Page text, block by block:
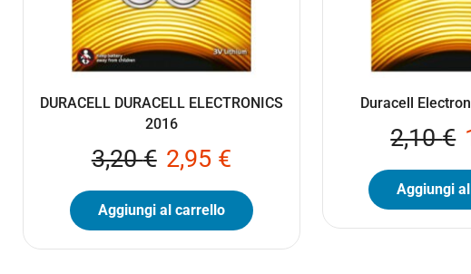
DURACELL DURACELL ELECTRONICS
2016
3,20€ 2,95 €
Aggiungi al carrello
Duracell
2,10€
Aggiungi